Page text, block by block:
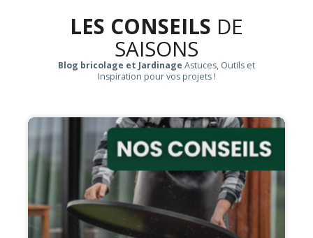
LES CONSEILS DE
SAISONS
Blog bricolage et Jardinage Astuces, Outils et
Inspiration pour vos projets !